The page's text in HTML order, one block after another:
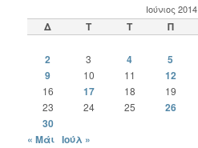
Ιούνιος 2014
Δ Τ Τ Π
2
3 4 5
9 10 11 12
16
17 18 19
23 24 25 26
30
« Μάι Ιούλ »